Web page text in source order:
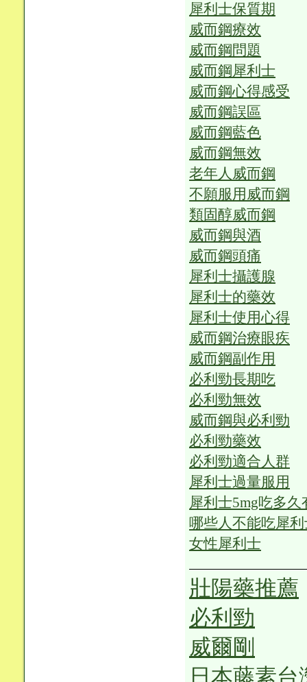
犀利士保質期
威而鋼療效
威而鋼問題
威而鋼犀利士
威而鋼心得感受
威而鋼誤區
威而鋼藍色
威而鋼無效
老年人威而鋼
不願服用威而鋼
類固醇威而鋼
威而鋼與酒
威而鋼頭痛
犀利士攝護腺
犀利士的藥效
犀利士使用心得
威而鋼治療眼疾
威而鋼副作用
必利勁長期吃
必利勁無效
威而鋼與必利勁
必利勁藥效
必利勁適合人群
犀利士過量服用
犀利士5mg吃多久
哪些人不能吃犀
女性犀利士
壯陽藥推薦
必利勁
威爾剛
日本藤素